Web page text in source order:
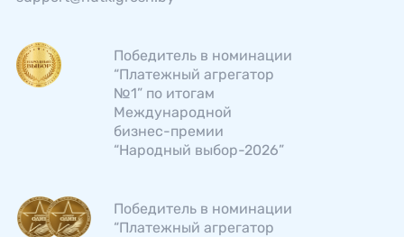
Победитель в номинации
“Платежный агрегатор
№1” по итогам
Международной
бизнес-­премии
“Народный выбор-2026”
Победитель в номинации
“Платежный агрегатор